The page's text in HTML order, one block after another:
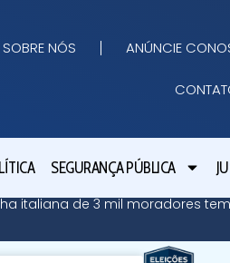
SOBRE NÓS ANÚNCIE
SEGURANÇA PÚBLICA
italiana de 3 mil moradores